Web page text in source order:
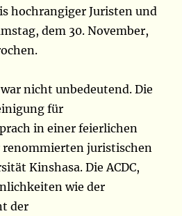
hochrangiger Juristen und
dem 30. November,
nicht unbedeutend. Die
für
in einer feierlichen
renommierten juristischen
Kinshasa. Die ACDC,
wie der
der